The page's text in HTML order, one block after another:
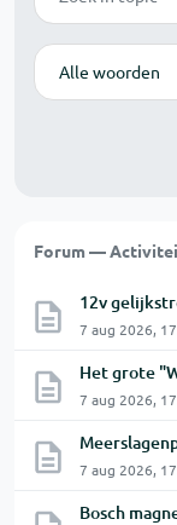
Modus
Forum —
12v
7 aug 2026,
Het grote
7 aug 2026,
7 aug 2026,